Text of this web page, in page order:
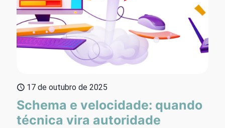
17 de outubro de 2025
Schema e velocidade: quando
técnica vira autoridade